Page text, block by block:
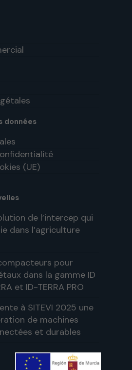
données
(UE)
de l’intercep qui
dans l’agriculture
pour
dans la gamme ID
et ID-TERRA PRO
à SITEVI 2025 une
de machines
et durables